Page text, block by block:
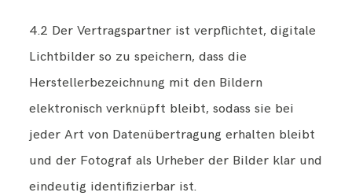
4.2 Der Vertragspartner ist verpflichtet, digitale
Lichtbilder so zu speichern, dass die
Herstellerbezeichnung mit den Bildern
elektronisch verknüpft bleibt, sodass sie bei
jeder Art von Datenübertragung erhalten bleibt
und der Fotograf als Urheber der Bilder klar und
eindeutig identifizierbar ist.